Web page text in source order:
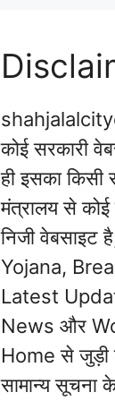
कोई सरकारी
ही इसका किसी
मंत्रालय से
निजी वेबसाइट
Yojana,
Latest
News और
Home से जुड़ी
सामान्य सूचना